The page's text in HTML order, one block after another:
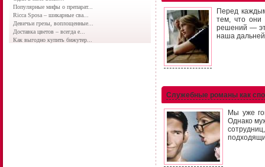
Популярные мифы о препарат...
Ricca Sposa – шикарные сва...
Девичьи грезы, воплощенные...
Доставка цветов – всегда е...
Как выгодно купить бижутер...
Перед
тем, что они
решений —
наша
Служебные романы как
Мы уже
Однако